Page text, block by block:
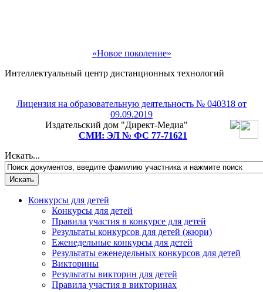
«Новое поколение»
Интеллектуальный центр дистанционных технологий
Лицензия на образовательную деятельность № 040318 от
09.09.2019
Издательский дом "Директ-Медиа"
СМИ: ЭЛ № ФС 77-71621
Искать...
Конкурсы для детей
Конкурсы для детей
Правила участия в конкурсе для детей
Результаты конкурсов для детей (жюри)
Еженедельные конкурсы для детей
Результаты еженедельных конкурсов для детей
Викторины
Результаты викторин для детей
Правила участия в викторинах
Рады приветствовать Вас!
Подпишитесь на рассылку и мы подарим Вам
детском конкурсе на выбор!